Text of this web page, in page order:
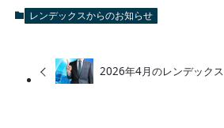
レンデックスからのお知らせ
2026年4月のレンデックス